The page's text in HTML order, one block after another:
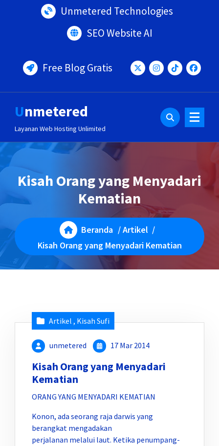
Unmetered Technologies
SEO Website AI
Free Blog Gratis
Unmetered
Layanan Web Hosting Unlimited
Kisah Orang yang Menyadari
Kematian
Beranda /Artikel /
Kisah Orang yang Menyadari Kematian
Artikel , Kisah Sufi
unmetered 17 Mar 2014
Kisah Orang yang Menyadari
Kematian
ORANG YANG MENYADARI KEMATIAN
Konon, ada seorang raja darwis yang
berangkat mengadakan
perjalanan melalui laut. Ketika penumpang-